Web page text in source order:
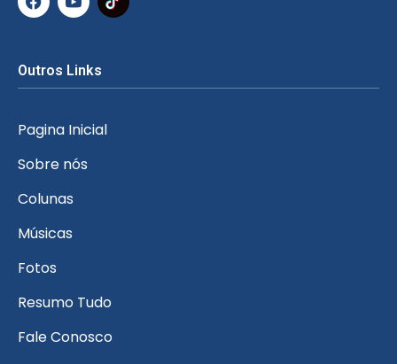
Outros Links
Pagina Inicial
Sobre nós
Colunas
Músicas
Fotos
Resumo Tudo
Fale Conosco